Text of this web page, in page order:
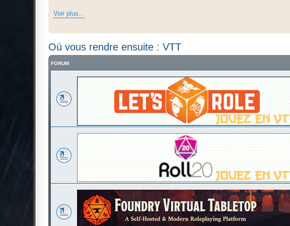
Voir plus...
Où vous rendre ensuite : VTT
FORUM